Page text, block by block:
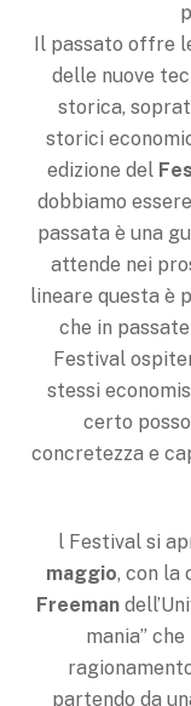
Il passato offre
delle nuove
storica,
storici
edizione del
dobbiamo
passata è una
attende nei
lineare questa è
che in
Festival
stessi
certo
concretezza e
l Festival si
maggio, con la
Freeman
mania”
partendo da